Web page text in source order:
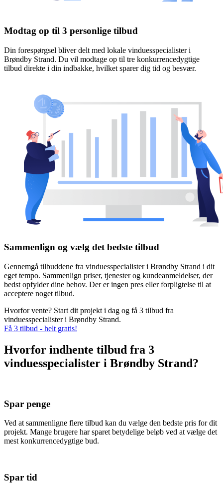
Modtag op til 3 personlige tilbud
Din forespørgsel bliver delt med lokale vinduesspecialister i
Brøndby Strand. Du vil modtage op til tre konkurrencedygtige
tilbud direkte i din indbakke, hvilket sparer dig tid og besvær.
Sammenlign og vælg det bedste tilbud
Gennemgå tilbuddene fra vinduesspecialister i Brøndby Strand i dit
eget tempo. Sammenlign priser, tjenester og kundeanmeldelser, der
bedst opfylder dine behov. Der er ingen pres eller forpligtelse til at
acceptere noget tilbud.
Hvorfor vente? Start dit projekt i dag og få 3 tilbud fra
vinduesspecialister i Brøndby Strand.
Få 3 tilbud - helt gratis!
Hvorfor indhente tilbud fra 3
vinduesspecialister i Brøndby Strand?
Spar penge
Ved at sammenligne flere tilbud kan du vælge den bedste pris for dit
projekt. Mange brugere har sparet betydelige beløb ved at vælge det
mest konkurrencedygtige bud.
Spar tid